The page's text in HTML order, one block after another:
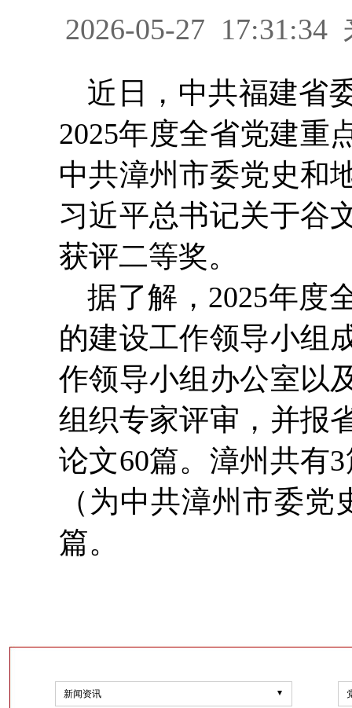
2026-05-27 17:31:34
近日，中共福建省
2025年度全省党建重
中共漳州市委党史和
习近平总书记关于谷
获评二等奖。
据了解，2025年度
的建设工作领导小组
作领导小组办公室以
组织专家评审，并报
论文60篇。漳州共有
（为中共漳州市委
篇。
新闻资讯